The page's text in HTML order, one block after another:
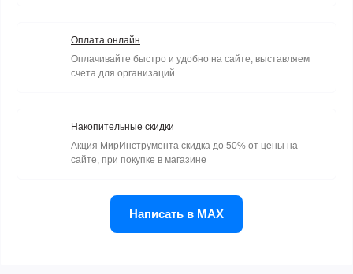
Оплата онлайн
Оплачивайте быстро и удобно на сайте, выставляем
счета для организаций
Накопительные скидки
Акция МирИнструмента скидка до 50% от цены на
сайте, при покупке в магазине
Написать в MAX